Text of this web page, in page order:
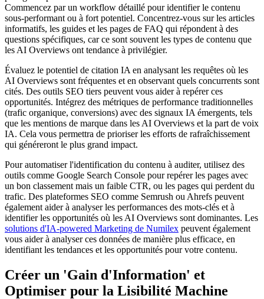
Commencez par un workflow détaillé pour identifier le contenu
sous-performant ou à fort potentiel. Concentrez-vous sur les articles
informatifs, les guides et les pages de FAQ qui répondent à des
questions spécifiques, car ce sont souvent les types de contenu que
les AI Overviews ont tendance à privilégier.
Évaluez le potentiel de citation IA en analysant les requêtes où les
AI Overviews sont fréquentes et en observant quels concurrents sont
cités. Des outils SEO tiers peuvent vous aider à repérer ces
opportunités. Intégrez des métriques de performance traditionnelles
(trafic organique, conversions) avec des signaux IA émergents, tels
que les mentions de marque dans les AI Overviews et la part de voix
IA. Cela vous permettra de prioriser les efforts de rafraîchissement
qui généreront le plus grand impact.
Pour automatiser l'identification du contenu à auditer, utilisez des
outils comme Google Search Console pour repérer les pages avec
un bon classement mais un faible CTR, ou les pages qui perdent du
trafic. Des plateformes SEO comme Semrush ou Ahrefs peuvent
également aider à analyser les performances des mots-clés et à
identifier les opportunités où les AI Overviews sont dominantes. Les
solutions d'IA-powered Marketing de Numilex peuvent également
vous aider à analyser ces données de manière plus efficace, en
identifiant les tendances et les opportunités pour votre contenu.
Créer un 'Gain d'Information' et
Optimiser pour la Lisibilité Machine